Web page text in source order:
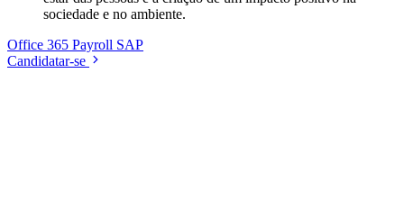
sociedade e no ambiente.
Office 365 Payroll SAP
Candidatar-se